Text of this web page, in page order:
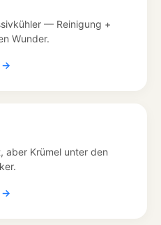
— Reinigung +
Wunder.
→
aber Krümel unter den
→